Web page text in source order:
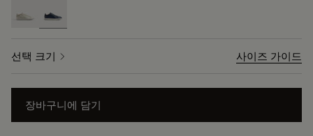
선택 크기 사이즈 가이드
장바구니에 담기